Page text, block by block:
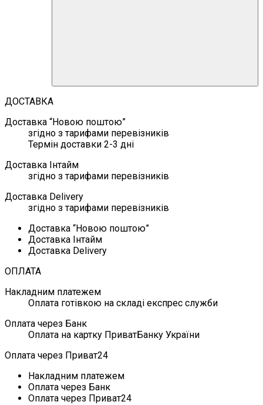
ДОСТАВКА
Доставка “Новою поштою”
згідно з тарифами перевізників
Термін доставки 2-3 дні
Доставка Інтайм
згідно з тарифами перевізників
Доставка Delivery
згідно з тарифами перевізників
Доставка “Новою поштою”
Доставка Інтайм
Доставка Delivery
ОПЛАТА
Накладним платежем
Оплата готівкою на складі експрес служби
Оплата через Банк
Оплата на картку ПриватБанку України
Оплата через Приват24
Накладним платежем
Оплата через Банк
Оплата через Приват24